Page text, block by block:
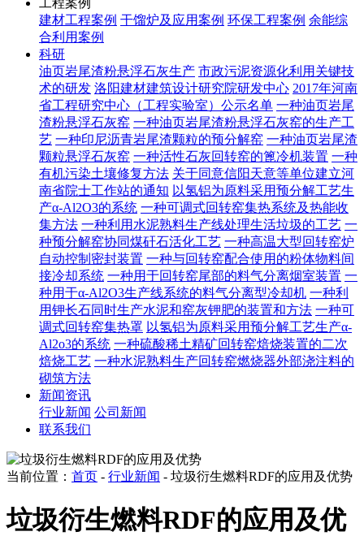
工程案例
建材工程案例 干馏炉及应用案例 环保工程案例 余能综
合利用案例
科研
油页岩尾渣粉悬浮石灰生产 市政污泥资源化利用关键技
术的研发 洛阳建材建筑设计研究院研发中心 2017年河南
省工程研究中心（工程实验室）公示名单 一种油页岩尾
渣粉悬浮石灰窑 一种油页岩尾渣粉悬浮石灰窑的生产工
艺 一种印尼沥青岩尾渣颗粒的预分解窑 一种油页岩尾渣
颗粒悬浮石灰窑 一种活性石灰回转窑的篦冷机装置 一种
有机污染土壤修复方法 关于同意信阳天意等单位建立河
南省院士工作站的通知 以氢铝为原料采用预分解工艺生
产α-Al2O3的系统 一种可调式回转窑集热系统及热能收
集方法 一种利用水泥熟料生产线处理生活垃圾的工艺 一
种预分解窑协同煤矸石活化工艺 一种高温大型回转窑炉
自动控制密封装置 一种与回转窑配合使用的粉体物料间
接冷却系统 一种用于回转窑尾部的料气分离烟室装置 一
种用于α-Al2O3生产线系统的料气分离型冷却机 一种利
用钾长石同时生产水泥和窑灰钾肥的装置和方法 一种可
调式回转窑集热罩 以氢铝为原料采用预分解工艺生产α-
Al2o3的系统 一种硫酸稀土精矿回转窑焙烧装置的二次
焙烧工艺 一种水泥熟料生产回转窑燃烧器外部浇注料的
砌筑方法
新闻资讯
行业新闻 公司新闻
联系我们
当前位置： 首页 - 行业新闻 - 垃圾衍生燃料RDF的应用及优势
垃圾衍生燃料RDF的应用及优